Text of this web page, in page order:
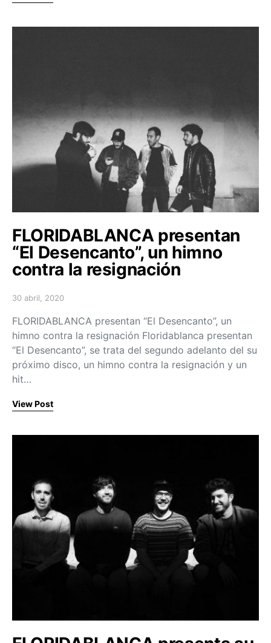
FLORIDABLANCA presentan
“El Desencanto”, un himno
contra la resignación
Posted on
30 abril, 2020
FLORIDABLANCA presentan “El Desencanto”, un
himno contra la resignación Floridablanca presentan
“El Desencanto”, se trata del segundo adelanto del su
próximo disco, un himno contra la resignación y un
hit…
View Post